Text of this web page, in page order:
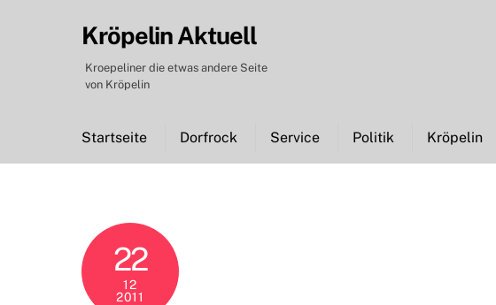
Kröpelin Aktuell
Kroepeliner die etwas andere Seite
von Kröpelin
Startseite Dorfrock Service Politik Kröpelin
22
12
2011